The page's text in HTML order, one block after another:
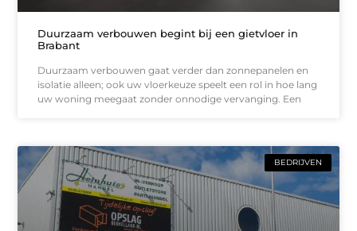
Duurzaam verbouwen begint bij een gietvloer in
Brabant
Duurzaam verbouwen gaat verder dan zonnepanelen en
isolatie alleen; ook uw vloerkeuze speelt een rol in hoe lang
uw woning meegaat zonder onnodige vervanging. Een
BEDRIJVEN